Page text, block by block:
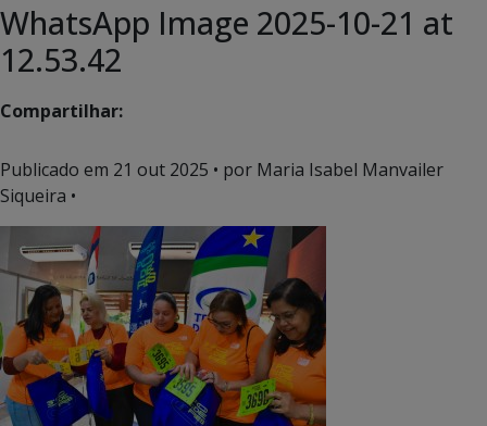
WhatsApp Image 2025-10-21 at
12.53.42
Compartilhar:
Publicado em 21 out 2025 • por Maria Isabel Manvailer
Siqueira •